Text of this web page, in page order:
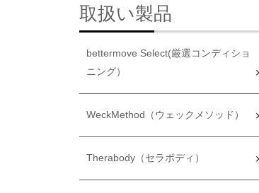
取扱い製品
bettermove Select(厳選コンディショ
ニング）
WeckMethod（ウェックメソッド）
Therabody（セラボディ）